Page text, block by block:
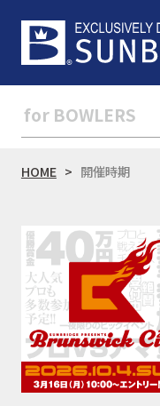
for BOWLERS
HOME 開催時期